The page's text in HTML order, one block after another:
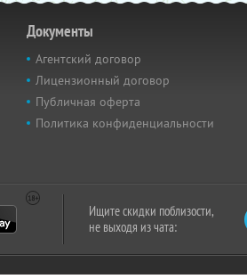
Документы
Агентский договор
Лицензионный договор
Публичная оферта
Политика конфиденциальности
Ищите скидки поблизости,
не выходя из чата: